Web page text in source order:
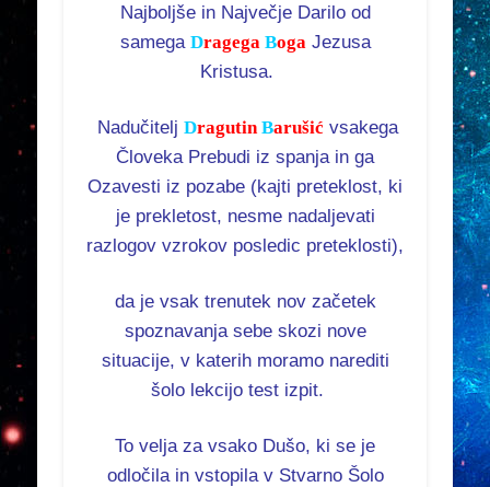
Najboljše in Največje Darilo od
samega Dragega Boga Jezusa
Kristusa.
Nadučitelj Dragutin Barušić vsakega
Človeka Prebudi iz spanja in ga
Ozavesti iz pozabe (kajti preteklost, ki
je prekletost, nesme nadaljevati
razlogov vzrokov posledic preteklosti),
da je vsak trenutek nov začetek
spoznavanja sebe skozi nove
situacije, v katerih moramo narediti
šolo lekcijo test izpit.
To velja za vsako Dušo, ki se je
odločila in vstopila v Stvarno Šolo